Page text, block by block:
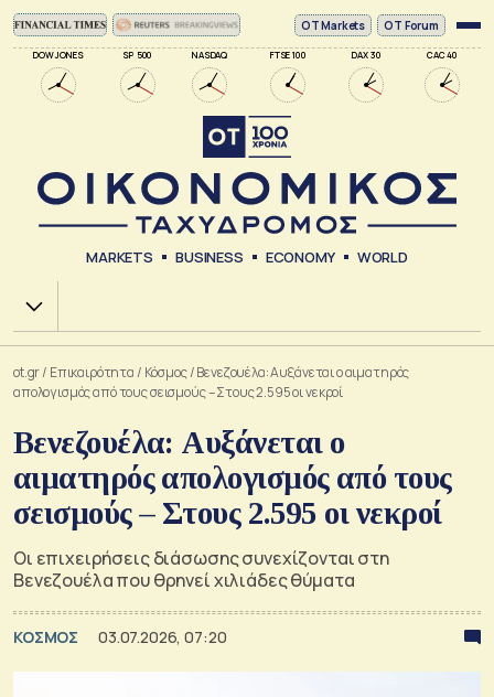
DOW JONES SP 500 NASDAQ FTSE 100 DAX 30 CAC 40
ΟΤ Markets OT Forum
MARKETS BUSINESS ECONOMY WORLD
Χ.Α.
ot.gr/ Επικαιρότητα / Κόσμος/Βενεζουέλα: Αυξάνεται ο αιματηρός
απολογισμός από τους σεισμούς – Στους 2.595 οι νεκροί
Βενεζουέλα: Αυξάνεται ο
αιματηρός απολογισμός από τους
σεισμούς – Στους 2.595 οι νεκροί
Οι επιχειρήσεις διάσωσης συνεχίζονται στη
Βενεζουέλα που θρηνεί χιλιάδες θύματα
ΚΟΣΜΟΣ 03.07.2026, 07:20